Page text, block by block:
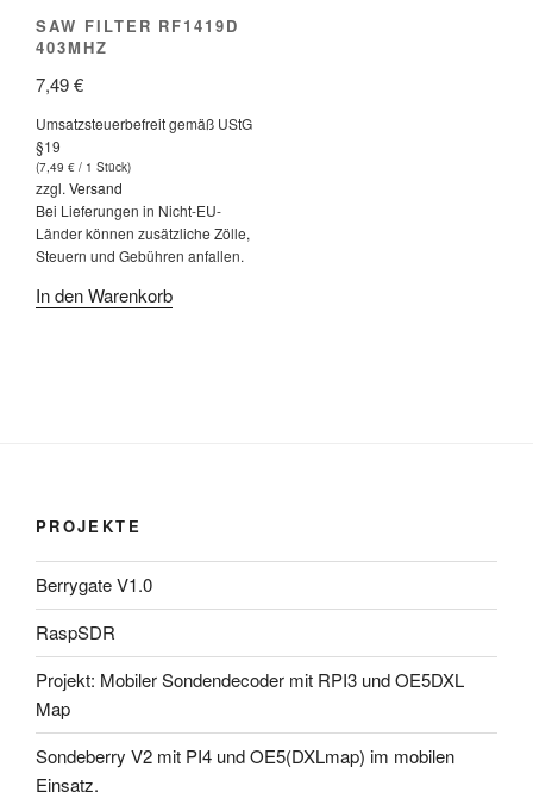
SAW FILTER RF1419D
403MHZ
7,49€
Umsatzsteuerbefreit gemäß UStG
§19
(7,49 € / 1 Stück)
zzgl. Versand
Bei Lieferungen in Nicht-EU-
Länder können zusätzliche Zölle,
Steuern und Gebühren anfallen.
In den Warenkorb
PROJEKTE
Berrygate V1.0
RaspSDR
Projekt: Mobiler Sondendecoder mit RPI3 und OE5DXL
Map
Sondeberry V2 mit PI4 und OE5(DXLmap) im mobilen
Einsatz.